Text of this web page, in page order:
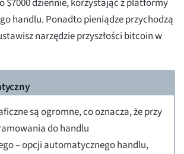
$7000 dziennie, korzystając z platformy
handlu. Ponadto pieniądze przychodzą
narzędzie przyszłości bitcoin w
są ogromne, co oznacza, że przy
do handlu
– opcji automatycznego handlu,